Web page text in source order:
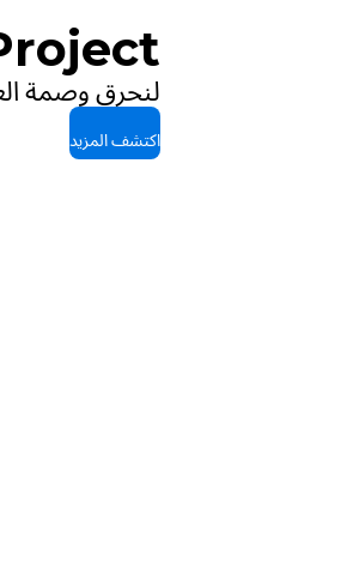
لنحرق وصمة
اكتشف المزيد